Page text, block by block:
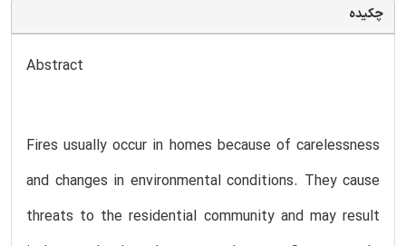
چکیده
Abstract
Fires usually occur in homes because of carelessness
and changes in environmental conditions. They cause
threats to the residential community and may result